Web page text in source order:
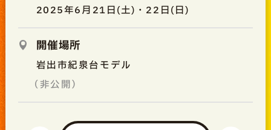
2025年6月21日(土)・22日(日)
開催場所
岩出市紀泉台モデル
（非公開）